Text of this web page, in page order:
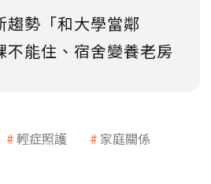
趨勢「和大學當鄰
不能住、宿舍變養老房
輕症照護
家庭關係